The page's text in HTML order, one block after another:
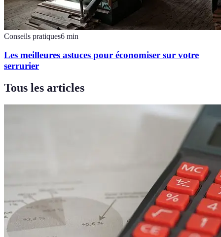
Conseils pratiques6 min
Les meilleures astuces pour économiser sur votre
serrurier
Tous les articles